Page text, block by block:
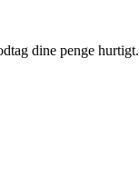
dine penge hurtigt.